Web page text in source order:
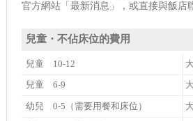
官方網站「最新消息」，或直接與飯店
兒童・不佔床位的費用
兒童 10-12
兒童 6-9
幼兒 0-5（需要用餐和床位）